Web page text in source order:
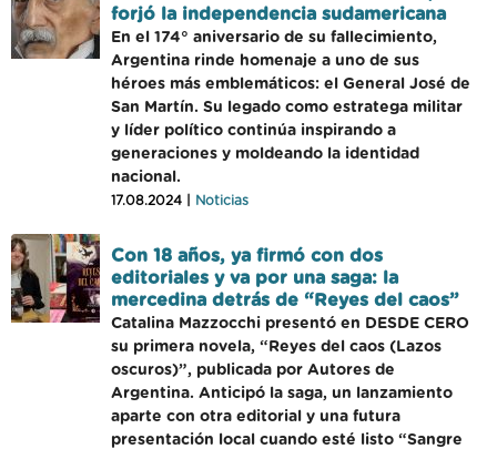
forjó la independencia sudamericana
En el 174° aniversario de su fallecimiento,
Argentina rinde homenaje a uno de sus
héroes más emblemáticos: el General José de
San Martín. Su legado como estratega militar
y líder político continúa inspirando a
generaciones y moldeando la identidad
nacional.
17.08.2024 | Noticias
Con 18 años, ya firmó con dos
editoriales y va por una saga: la
mercedina detrás de “Reyes del caos”
Catalina Mazzocchi presentó en DESDE CERO
su primera novela, “Reyes del caos (Lazos
oscuros)”, publicada por Autores de
Argentina. Anticipó la saga, un lanzamiento
aparte con otra editorial y una futura
presentación local cuando esté listo “Sangre